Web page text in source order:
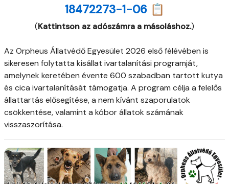
18472273-1-06 📋
(Kattintson az adószámra a másoláshoz.)
Az Orpheus Állatvédő Egyesület 2026 első félévében is
sikeresen folytatta kisállat ivartalanítási programját,
amelynek keretében évente 600 szabadban tartott kutya
és cica ivartalanítását támogatja. A program célja a felelős
állattartás elősegítése, a nem kívánt szaporulatok
csökkentése, valamint a kóbor állatok számának
visszaszorítása.